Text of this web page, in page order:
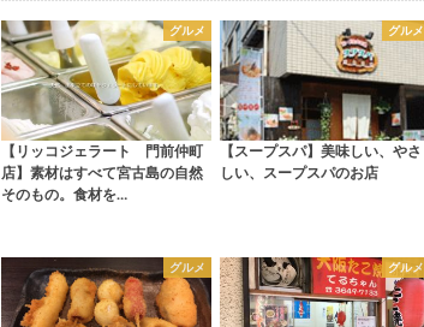
グルメ
【リッコジェラート 門前仲町
店】素材はすべて宮古島の自然
そのもの。食材を…
グルメ
【スープスパ】美味しい、やさ
しい、スープスパのお店
グルメ グルメ